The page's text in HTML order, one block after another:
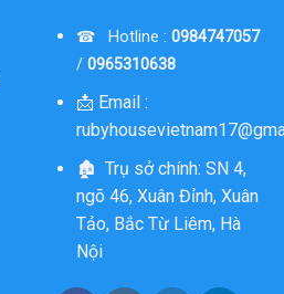
☎ Hotline : 0984747057
/ 0965310638
📩 Email :
🏚 Trụ sở chính: SN 4,
ngõ 46, Xuân Đỉnh, Xuân
Tảo, Bắc Từ Liêm, Hà
Nội